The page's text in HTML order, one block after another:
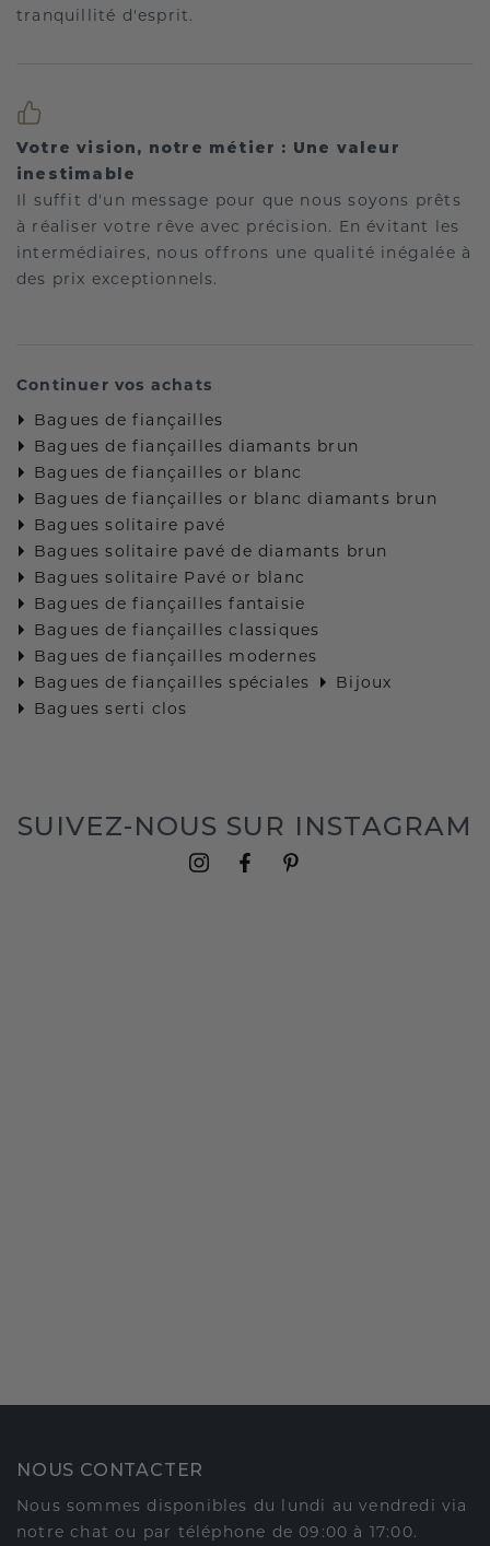
tranquillité d'esprit.
Votre vision, notre métier : Une valeur
inestimable
Il suffit d'un message pour que nous soyons prêts
à réaliser votre rêve avec précision. En évitant les
intermédiaires, nous offrons une qualité inégalée à
des prix exceptionnels.
Continuer vos achats
Bagues de fiançailles
Bagues de fiançailles diamants brun
Bagues de fiançailles or blanc
Bagues de fiançailles or blanc diamants brun
Bagues solitaire pavé
Bagues solitaire pavé de diamants brun
Bagues solitaire Pavé or blanc
Bagues de fiançailles fantaisie
Bagues de fiançailles classiques
Bagues de fiançailles modernes
Bagues de fiançailles spéciales
Bijoux
Bagues serti clos
SUIVEZ-NOUS SUR INSTAGRAM
NOUS CONTACTER
Nous sommes disponibles du lundi au vendredi via
notre chat ou par téléphone de 09:00 à 17:00.